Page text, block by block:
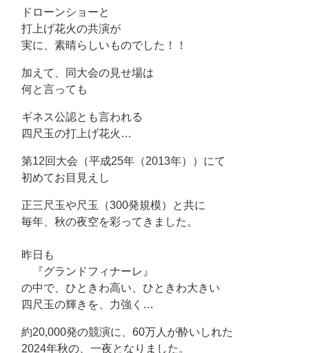
ドローンショーと
打上げ花火の共演が
実に、素晴らしいものでした！！
加えて、同大会の見せ場は
何と言っても
ギネス公認とも言われる
四尺玉の打上げ花火…
第12回大会（平成25年（2013年））にて
初めてお目見えし
正三尺玉や尺玉（300発規模）と共に
毎年、秋の夜空を彩ってきました。
昨日も
『グランドフィナーレ』
の中で、ひときわ高い、ひときわ大きい
四尺玉の輝きを、力強く…
約20,000発の競演に、60万人が酔いしれた
2024年秋の、一夜となりました。